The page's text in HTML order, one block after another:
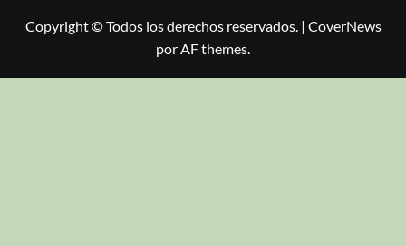
Copyright © Todos los derechos reservados. | CoverNews
por AF themes.